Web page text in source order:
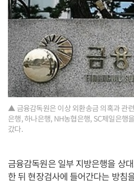
▲ 금융감독원은 이상 외환송금 의혹과 관
은행, 하나은행, NH농협은행, SC제일은행
갔다.
금융감독원은 일부 지방은행을 상
한 뒤 현장검사에 들어간다는 방침